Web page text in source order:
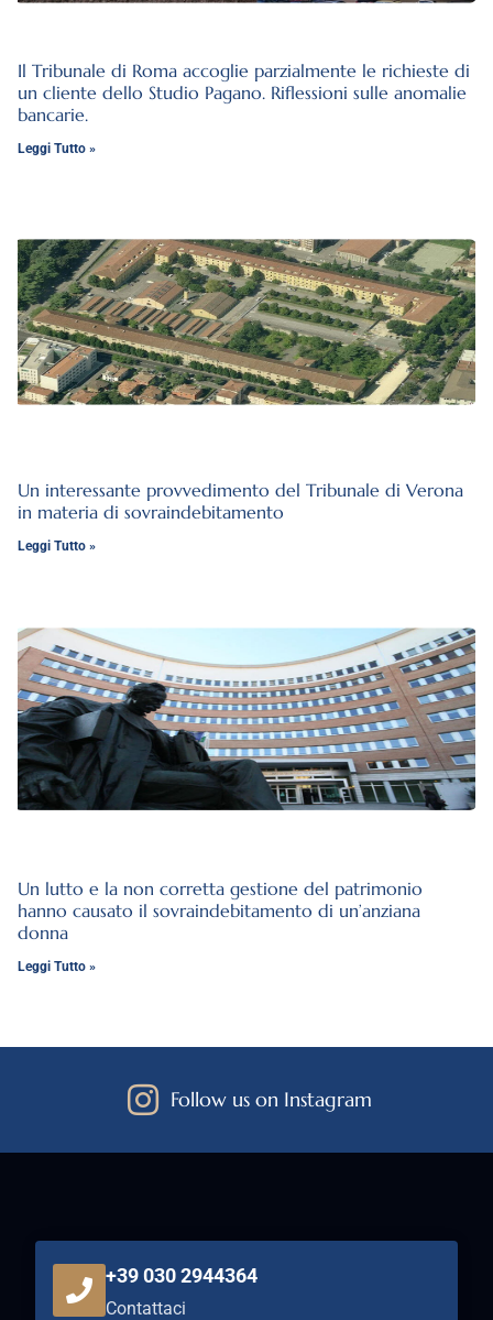
Il Tribunale di Roma accoglie parzialmente le richieste di
un cliente dello Studio Pagano. Riflessioni sulle anomalie
bancarie.
Leggi Tutto »
Un interessante provvedimento del Tribunale di Verona
in materia di sovraindebitamento
Leggi Tutto »
Un lutto e la non corretta gestione del patrimonio
hanno causato il sovraindebitamento di un’anziana
donna
Leggi Tutto »
Follow us on Instagram
+39 030 2944364
Contattaci